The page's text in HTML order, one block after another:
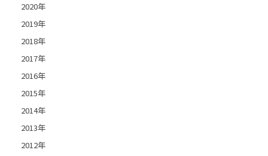
2020年
2019年
2018年
2017年
2016年
2015年
2014年
2013年
2012年